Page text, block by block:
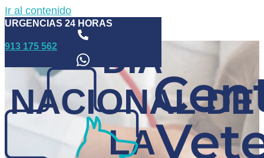
Ir al contenido
URGENCIAS 24 HORAS
913 175 562
DÍA
NACIONAL DE
LA